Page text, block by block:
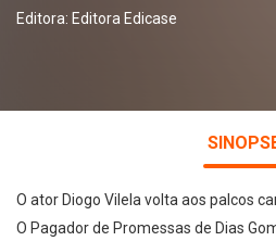
Editora: Editora Edicase
O ator Diogo Vilela volta aos palcos
O Pagador de Promessas de Dias